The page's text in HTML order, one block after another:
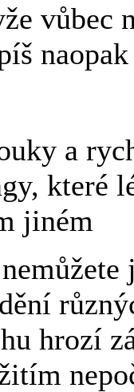
vůbec
naopak
a
které
jiném
hrozí